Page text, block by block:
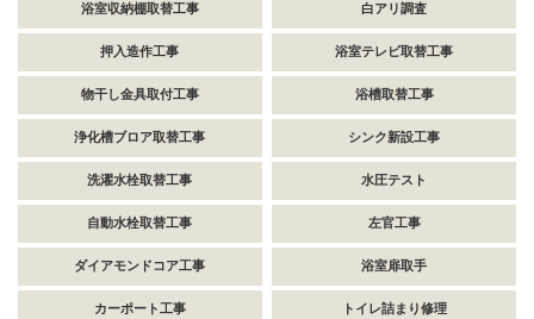
浴室収納棚取替工事 白アリ調査
押入造作工事 浴室テレビ取替工事
物干し金具取付工事 浴槽取替工事
浄化槽ブロア取替工事 シンク新設工事
洗濯水栓取替工事 水圧テスト
自動水栓取替工事 左官工事
ダイアモンドコア工事 浴室扉取手
カーポート工事 トイレ詰まり修理